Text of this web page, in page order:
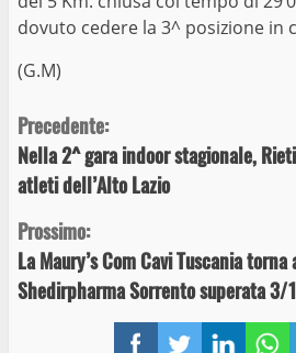
FacebookTwitter
dovuto cedere la 3^ posizione in
(G.M)
Continue
Reading
Precedente:
Nella 2^ gara indoor stagionale,
atleti dell’Alto Lazio
Prossimo:
La Maury’s Com Cavi Tuscania
Shedirpharma Sorrento superata 3/1